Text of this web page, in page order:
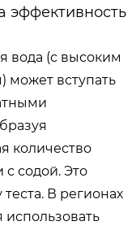
эффективность
вода (с высоким
может вступать
количество
с содой. Это
В регионах